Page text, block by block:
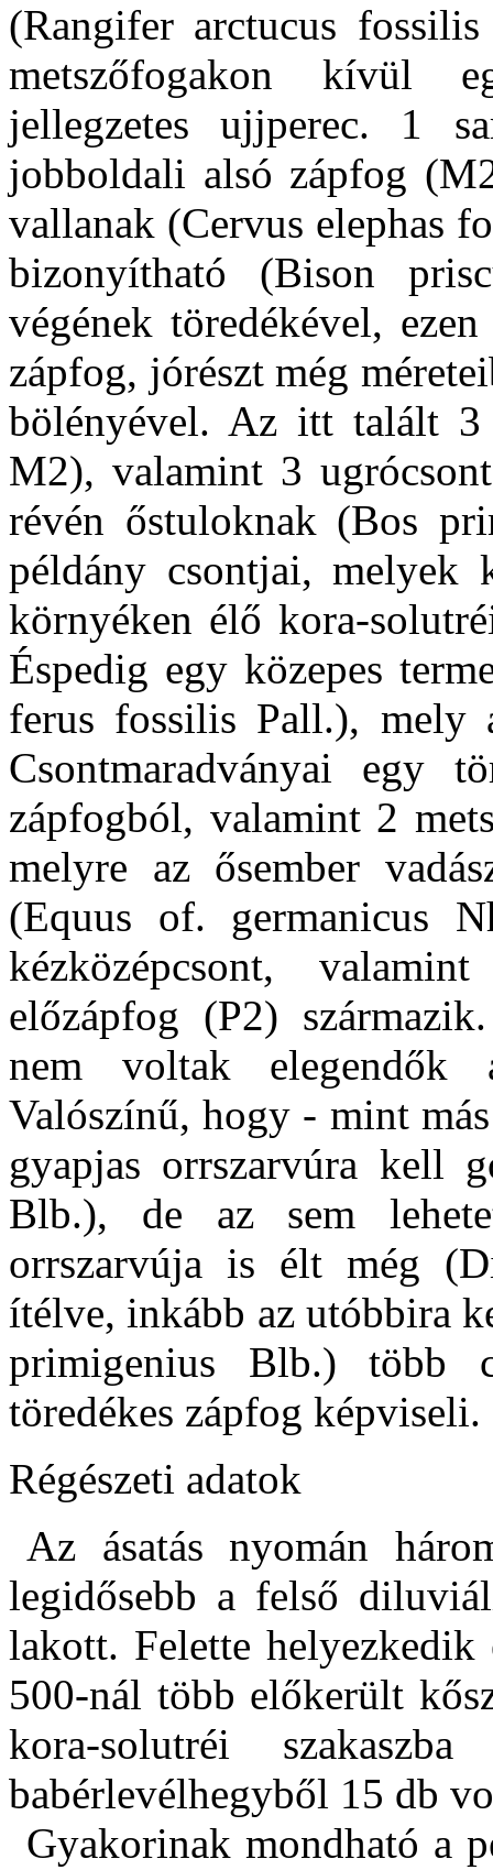
(Rangifer arctucus
metszőfogakon kívül
jellegzetes ujjperec. 1
jobboldali alsó zápfog
vallanak (Cervus elephas
bizonyítható (Bison
végének töredékével,
zápfog, jórészt még
bölényével. Az itt talált
M2), valamint 3
révén őstuloknak (Bos
példány csontjai, melyek
környéken élő kora-
Éspedig egy közepes
ferus fossilis Pall.), mely
Csontmaradványai egy
zápfogból, valamint 2
melyre az ősember
(Equus of. germanicus
kézközépcsont,
előzápfog (P2)
nem voltak elegendők
Valószínű, hogy - mint
gyapjas orrszarvúra kell
Blb.), de az sem
orrszarvúja is élt még
ítélve, inkább az utóbbira
primigenius Blb.) több
töredékes zápfog képviseli.
Régészeti adatok
Az ásatás nyomán
legidősebb a felső
lakott. Felette
500-nál több előkerült
kora-solutréi
babérlevélhegyből 15 db
Gyakorinak mondható a